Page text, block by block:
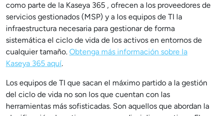
como parte de la Kaseya 365 , ofrecen a los proveedores de
servicios gestionados (MSP) y a los equipos de TI la
infraestructura necesaria para gestionar de forma
sistemática el ciclo de vida de los activos en entornos de
cualquier tamaño. Obtenga más información sobre la
Kaseya 365 aquí.
Los equipos de TI que sacan el máximo partido a la gestión
del ciclo de vida no son los que cuentan con las
herramientas más sofisticadas. Son aquellos que abordan la